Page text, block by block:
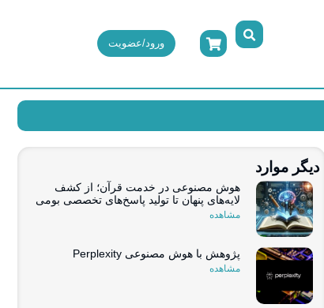
ورود/عضویت
دیگر موارد
هوش مصنوعی در خدمت قرآن؛ از کشف
لایه‌های پنهان تا تولید پاسخ‌های تخصصی بومی
مشاهده
پژوهش با هوش مصنوعی Perplexity
مشاهده